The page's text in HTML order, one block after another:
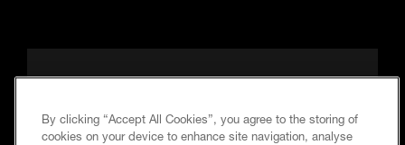
Folgen Sie uns, um auf dem Laufenden
By clicking “Accept All Cookies”, you agree to the storing of
cookies on your device to enhance site navigation, analyse